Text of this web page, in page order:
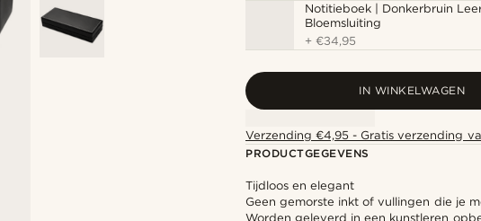
Notitieboek | Donkerbruin
Bloemsluiting
+€34,95
IN WINKELWAGEN
Verzending €4,95 - Gratis verzending
PRODUCTGEGEVENS
Tijdloos en elegant
Geen gemorste inkt of vullingen die je
Worden geleverd in een kunstleren